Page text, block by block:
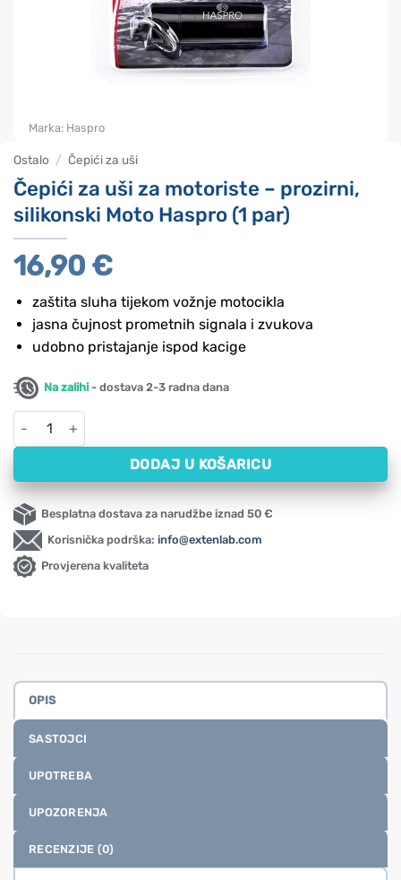
Ostalo / Čepići za uši
Čepići za uši za motoriste – prozirni,
silikonski Moto Haspro (1 par)
16,90 €
zaštita sluha tijekom vožnje motocikla
jasna čujnost prometnih signala i zvukova
udobno pristajanje ispod kacige
Na zalihi - dostava 2-3 radna dana
Čepići za uši za motoriste – prozirni, silikonski Moto Haspro (1
DODAJ U KOŠARICU
Besplatna dostava za narudžbe iznad 50 €
Korisnička podrška: info@extenlab.com
Provjerena kvaliteta
Marka: Haspro
OPIS
SASTOJCI
UPOTREBA
UPOZORENJA
RECENZIJE (0)